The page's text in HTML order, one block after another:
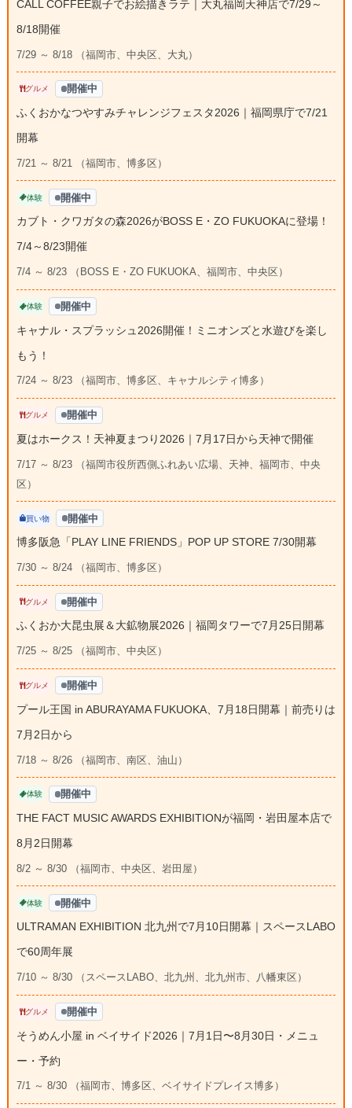
CALL COFFEE親子でお絵描きラテ｜大丸福岡天神店で7/29～
8/18開催
7/29 ～ 8/18 （福岡市、中央区、大丸）
グルメ 開催中
ふくおかなつやすみチャレンジフェスタ2026｜福岡県庁で7/21
開幕
7/21 ～ 8/21 （福岡市、博多区）
体験 開催中
カブト・クワガタの森2026がBOSS E・ZO FUKUOKAに登場！
7/4～8/23開催
7/4 ～ 8/23 （BOSS E・ZO FUKUOKA、福岡市、中央区）
体験 開催中
キャナル・スプラッシュ2026開催！ミニオンズと水遊びを楽し
もう！
7/24 ～ 8/23 （福岡市、博多区、キャナルシティ博多）
グルメ 開催中
夏はホークス！天神夏まつり2026｜7月17日から天神で開催
7/17 ～ 8/23 （福岡市役所西側ふれあい広場、天神、福岡市、中央
区）
買い物 開催中
博多阪急「PLAY LINE FRIENDS」POP UP STORE 7/30開幕
7/30 ～ 8/24 （福岡市、博多区）
グルメ 開催中
ふくおか大昆虫展＆大鉱物展2026｜福岡タワーで7月25日開幕
7/25 ～ 8/25 （福岡市、中央区）
グルメ 開催中
プール王国 in ABURAYAMA FUKUOKA、7月18日開幕｜前売りは
7月2日から
7/18 ～ 8/26 （福岡市、南区、油山）
体験 開催中
THE FACT MUSIC AWARDS EXHIBITIONが福岡・岩田屋本店で
8月2日開幕
8/2 ～ 8/30 （福岡市、中央区、岩田屋）
体験 開催中
ULTRAMAN EXHIBITION 北九州で7月10日開幕｜スペースLABO
で60周年展
7/10 ～ 8/30 （スペースLABO、北九州、北九州市、八幡東区）
グルメ 開催中
そうめん小屋 in ベイサイド2026｜7月1日〜8月30日・メニュ
ー・予約
7/1 ～ 8/30 （福岡市、博多区、ベイサイドプレイス博多）